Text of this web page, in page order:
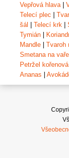
Vepřová hlava |
Telecí plec |
šál | Telecí krk |
Tymián |
Mandle | Tvaroh
Smetana na
Petržel kořenová
Ananas |